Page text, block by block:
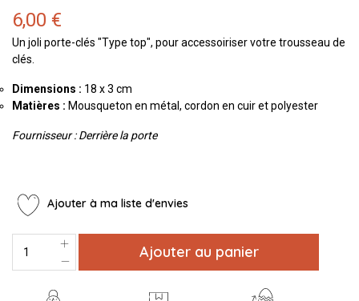
6,00 €
Un joli porte-clés "Type top", pour accessoiriser votre trousseau de
clés.
Dimensions : 18 x 3 cm
Matières : Mousqueton en métal, cordon en cuir et polyester
Fournisseur : Derrière la porte
Ajouter à ma liste d'envies
Ajouter au panier